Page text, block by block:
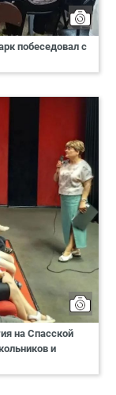
побеседовал с
на Спасской
и